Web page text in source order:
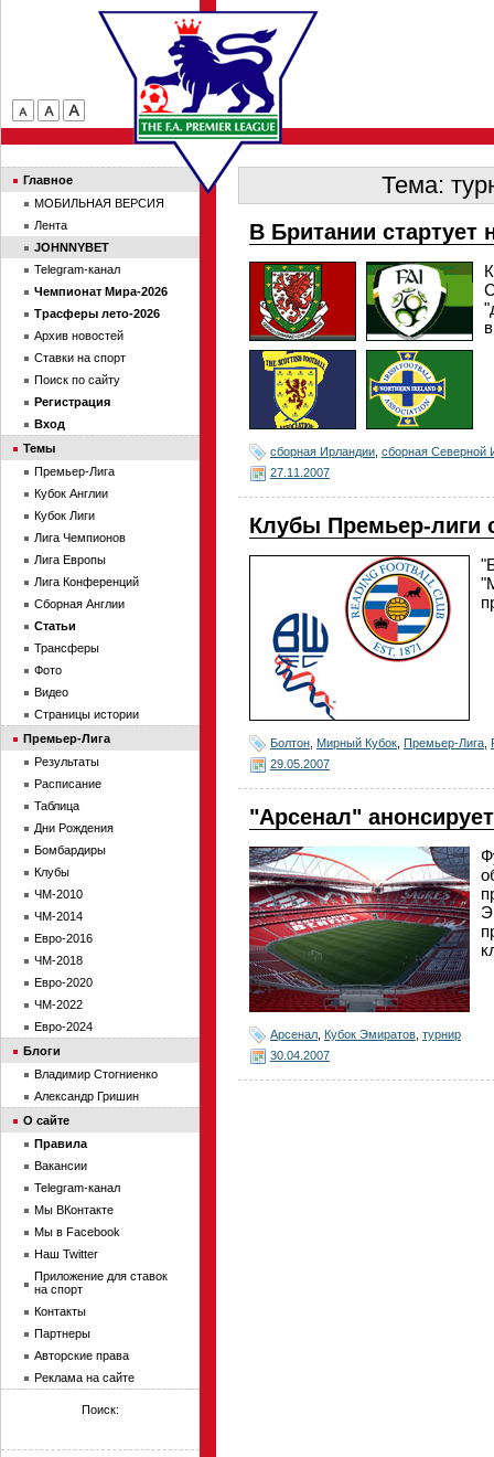
Тема:
В Британии стартует
сборная Ирландии сборная Северной
27.11.2007
Клубы Премьер-лиги
Болтон Мирный Кубок Премьер-Лига
29.05.2007
"Арсенал"
Арсенал Кубок Эмиратов турнир
30.04.2007
Главное
МОБИЛЬНАЯ ВЕРСИЯ
Лента
JOHNNYBET
Telegram-канал
Чемпионат Мира-2026
Трасферы лето-2026
Архив новостей
Ставки на спорт
Поиск по сайту
Регистрация
Вход
Темы
Премьер-Лига
Кубок Англии
Кубок Лиги
Лига Чемпионов
Лига Европы
Лига Конференций
Сборная Англии
Статьи
Трансферы
Фото
Видео
Страницы истории
Премьер-Лига
Результаты
Расписание
Таблица
Дни Рождения
Бомбардиры
Клубы
ЧМ-2010
ЧМ-2014
Евро-2016
ЧМ-2018
Евро-2020
ЧМ-2022
Евро-2024
Блоги
Владимир Стогниенко
Александр Гришин
О сайте
Правила
Вакансии
Telegram-канал
Мы ВКонтакте
Мы в Facebook
Наш Twitter
Приложение для ставок
на спорт
Контакты
Партнеры
Авторские права
Реклама на сайте
Поиск: